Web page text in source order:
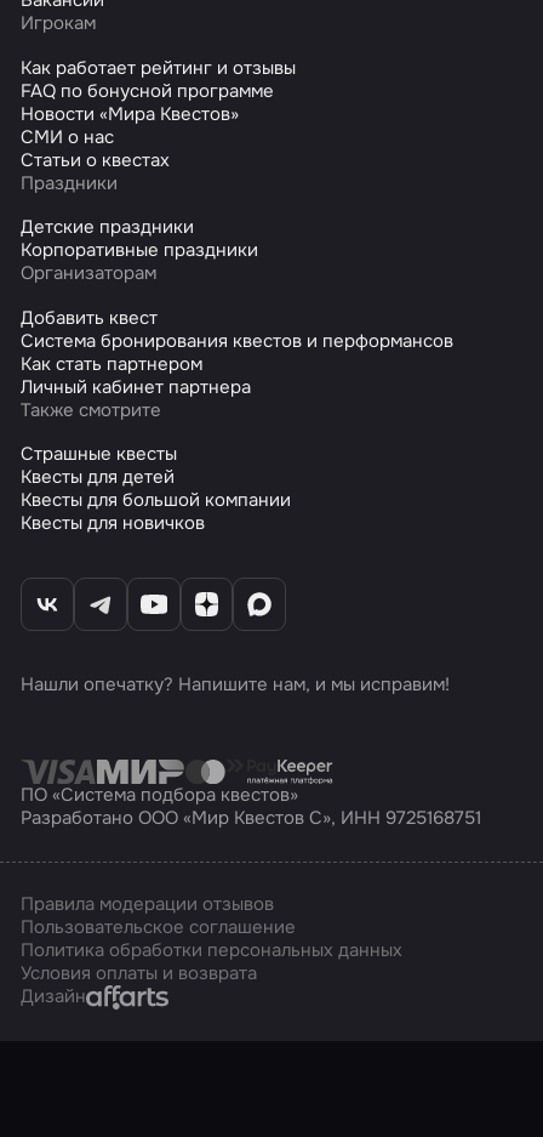
Игрокам
Как работает рейтинг и отзывы
FAQ по бонусной программе
Новости «Мира Квестов»
СМИ о нас
Статьи о квестах
Праздники
Детские праздники
Корпоративные праздники
Организаторам
Добавить квест
Система бронирования квестов и перформансов
Как стать партнером
Личный кабинет партнера
Также смотрите
Страшные квесты
Квесты для детей
Квесты для большой компании
Квесты для новичков
Нашли опечатку? Напишите нам, и мы исправим!
ПО «Система подбора квестов»
Разработано ООО «Мир Квестов С», ИНН 9725168751
Правила модерации отзывов
Пользовательское соглашение
Политика обработки персональных данных
Условия оплаты и возврата
ДизайнAffarts